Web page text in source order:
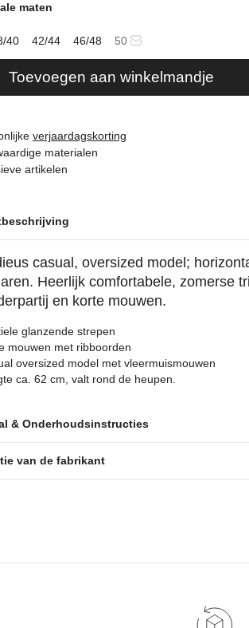
maten
40 42/44 46/48 50
Toevoegen aan winkelmandje
verjaardagskorting
materialen
artikelen
casual, oversized model;
Heerlijk comfortabele, zomerse
en korte mouwen.
glanzende strepen
mouwen met ribboorden
oversized model met vleermuismouwen
ca. 62 cm, valt rond de heupen.
& Onderhoudsinstructies
van de fabrikant